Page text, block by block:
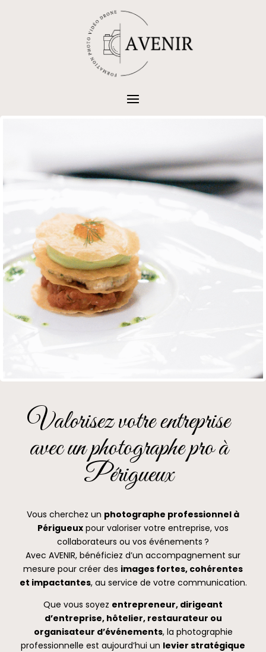
Valorisez votre entreprise
avec un photographe pro à
Périgueux
Vous cherchez un photographe professionnel à
Périgueux pour valoriser votre entreprise, vos
collaborateurs ou vos événements ?
Avec AVENIR, bénéficiez d’un accompagnement sur
mesure pour créer des images fortes, cohérentes
et impactantes, au service de votre communication.
Que vous soyez entrepreneur, dirigeant
d’entreprise, hôtelier, restaurateur ou
organisateur d’événements, la photographie
professionnelle est aujourd’hui un levier stratégique